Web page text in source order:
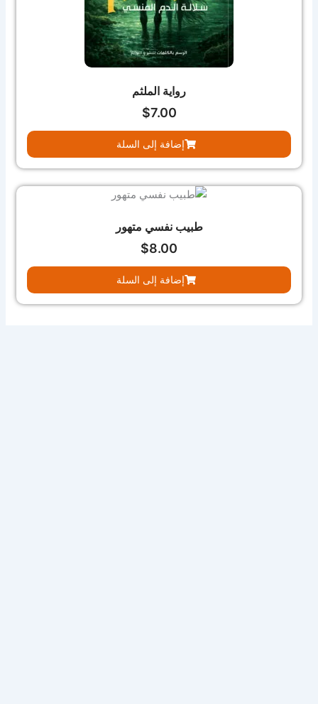
رواية الملثم
$7.00
إضافة إلى السلة
طبيب نفسي متهور
$8.00
إضافة إلى السلة